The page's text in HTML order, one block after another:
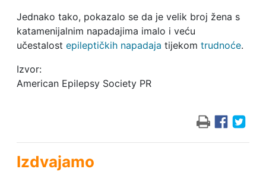
Jednako tako, pokazalo se da je velik broj žena s
katamenijalnim napadajima imalo i veću
učestalost epileptičkih napadaja tijekom trudnoće.
Izvor:
American Epilepsy Society PR
Izdvajamo